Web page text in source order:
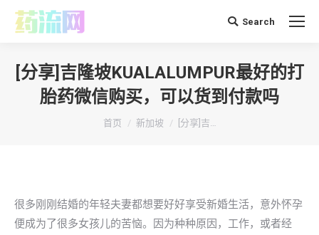
搜 Search
[分享]吉隆坡KUALALUMPUR最好的打
胎药微信购买，可以货到付款吗
你在这里：
首页 新加坡 [分享]吉…
很多刚刚结婚的年轻夫妻都想要好好享受新婚生活，意外怀孕
便成为了很多女孩儿的苦恼。因为种种原因，工作，或者经